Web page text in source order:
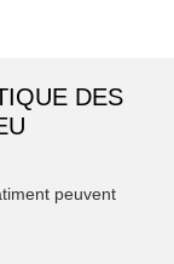
DES
peuvent